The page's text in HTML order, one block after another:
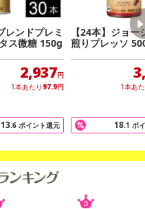
乳化剤、安定剤（カラギナ
0g）、食塩相当量 0.1g
送日数などにより異なります
レンドプレミ
ス微糖 150g
2,937円
1本あたり 97.9円
13.6 ポイント還元
【24本】ジョー
煎りプレッソ
1本あ
18.1 ポ